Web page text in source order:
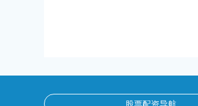
股票配资导航